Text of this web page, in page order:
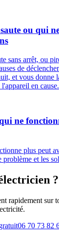
ou qui
sans arrêt, ou
de
et vous donne
en cause.
ne
plus peut
et les
?
rapidement sur
06 70 73 82